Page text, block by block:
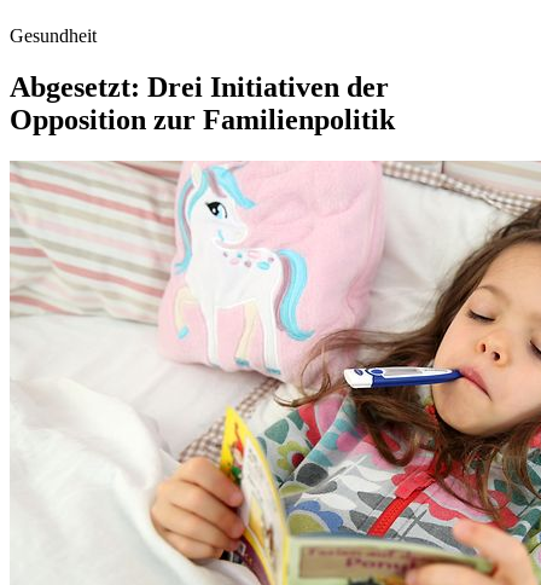
Gesundheit
Abgesetzt: Drei Initiativen der
Opposition zur Familienpolitik